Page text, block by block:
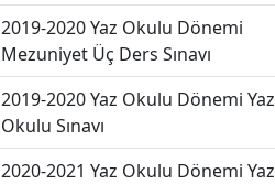
2019-2020 Yaz Okulu Dönemi
Mezuniyet Üç Ders Sınavı
2019-2020 Yaz Okulu Dönemi Yaz
Okulu Sınavı
2020-2021 Yaz Okulu Dönemi Yaz